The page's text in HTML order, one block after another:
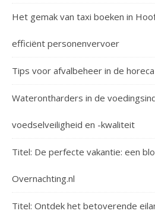
Het gemak van taxi boeken in
efficiënt personenvervoer
Tips voor afvalbeheer in de horeca
Waterontharders in de
voedselveiligheid en -kwaliteit
Titel: De perfecte vakantie: een
Overnachting.nl
Titel: Ontdek het betoverende